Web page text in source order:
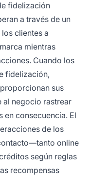
fidelización
a través de un
clientes a
mientras
Cuando los
fidelización,
sus
al negocio rastrear
en consecuencia. El
de los
online
según reglas
recompensas